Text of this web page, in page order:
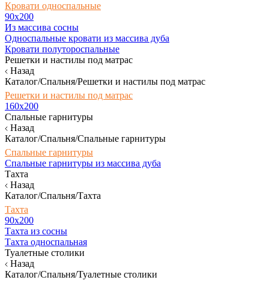
Кровати односпальные
90х200
Из массива сосны
Односпальные кровати из массива дуба
Кровати полутороспальные
Решетки и настилы под матрас
Назад
Каталог/Спальня/Решетки и настилы под матрас
Решетки и настилы под матрас
160х200
Спальные гарнитуры
Назад
Каталог/Спальня/Спальные гарнитуры
Спальные гарнитуры
Спальные гарнитуры из массива дуба
Тахта
Назад
Каталог/Спальня/Тахта
Тахта
90х200
Тахта из сосны
Тахта односпальная
Туалетные столики
Назад
Каталог/Спальня/Туалетные столики